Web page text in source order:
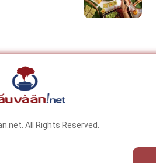
All Rights Reserved.